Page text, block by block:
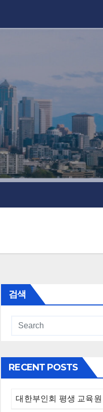
검색
RECENT POSTS
대한부인회 평생 교육